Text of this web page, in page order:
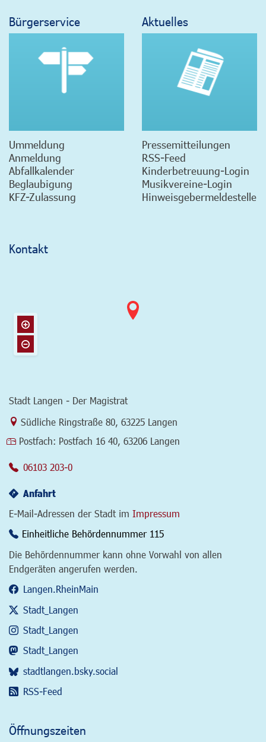
Bürgerservice
Ummeldung
Anmeldung
Abfallkalender
Beglaubigung
KFZ-Zulassung
Aktuelles
Pressemitteilungen
RSS-Feed
Kinderbetreuung-Login
Musikvereine-Login
Hinweisgebermeldestelle
Kontakt
Stadt Langen - Der Magistrat
Link zur Google-Maps Navigation
Südliche Ringstraße 80 63225 Langen
Postfach: Postfach 16 40, 63206 Langen
06103 203-0
Anfahrt
E-Mail-Adressen der Stadt im Impressum
Einheitliche Behördennummer 115
Die Behördennummer kann ohne Vorwahl von allen
Endgeräten angerufen werden.
Langen.RheinMain
Stadt_Langen
Stadt_Langen
Stadt_Langen
stadtlangen.bsky.social
RSS-Feed
Öffnungszeiten